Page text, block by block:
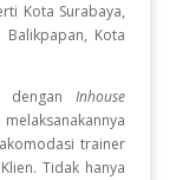
Kota Surabaya,
Kota
denganInhouse
trainer
Tidak hanya